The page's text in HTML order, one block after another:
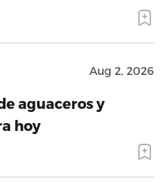
Aug 2, 2026
aguaceros y
hoy